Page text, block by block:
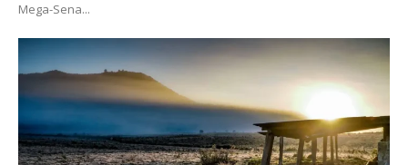
Mega-Sena...